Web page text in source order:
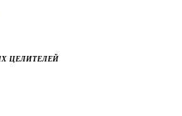
целителей